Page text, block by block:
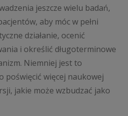
jeszcze wielu badań,
aby móc w pełni
działanie, ocenić
i określić długoterminowe
Niemniej jest to
poświęcić więcej naukowej
jakie może wzbudzać jako